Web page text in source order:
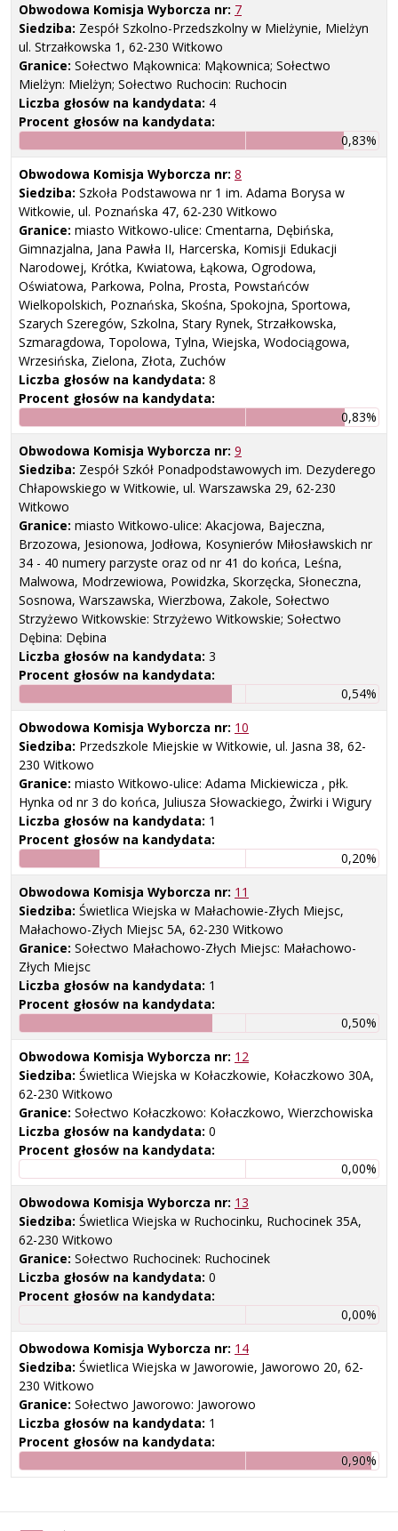
Obwodowa Komisja Wyborcza nr: 7
Siedziba: Zespół Szkolno-Przedszkolny w Mielżynie, Mielżyn
ul. Strzałkowska 1, 62-230 Witkowo
Granice: Sołectwo Mąkownica: Mąkownica; Sołectwo
Mielżyn: Mielżyn; Sołectwo Ruchocin: Ruchocin
Liczba głosów na kandydata: 4
Procent głosów na kandydata:
0,83%
Obwodowa Komisja Wyborcza nr: 8
Siedziba: Szkoła Podstawowa nr 1 im. Adama Borysa w
Witkowie, ul. Poznańska 47, 62-230 Witkowo
Granice: miasto Witkowo-ulice: Cmentarna, Dębińska,
Gimnazjalna, Jana Pawła II, Harcerska, Komisji Edukacji
Narodowej, Krótka, Kwiatowa, Łąkowa, Ogrodowa,
Oświatowa, Parkowa, Polna, Prosta, Powstańców
Wielkopolskich, Poznańska, Skośna, Spokojna, Sportowa,
Szarych Szeregów, Szkolna, Stary Rynek, Strzałkowska,
Szmaragdowa, Topolowa, Tylna, Wiejska, Wodociągowa,
Wrzesińska, Zielona, Złota, Zuchów
Liczba głosów na kandydata: 8
Procent głosów na kandydata:
0,83%
Obwodowa Komisja Wyborcza nr: 9
Siedziba: Zespół Szkół Ponadpodstawowych im. Dezyderego
Chłapowskiego w Witkowie, ul. Warszawska 29, 62-230
Witkowo
Granice: miasto Witkowo-ulice: Akacjowa, Bajeczna,
Brzozowa, Jesionowa, Jodłowa, Kosynierów Miłosławskich nr
34 - 40 numery parzyste oraz od nr 41 do końca, Leśna,
Malwowa, Modrzewiowa, Powidzka, Skorzęcka, Słoneczna,
Sosnowa, Warszawska, Wierzbowa, Zakole, Sołectwo
Strzyżewo Witkowskie: Strzyżewo Witkowskie; Sołectwo
Dębina: Dębina
Liczba głosów na kandydata: 3
Procent głosów na kandydata:
0,54%
Obwodowa Komisja Wyborcza nr: 10
Siedziba: Przedszkole Miejskie w Witkowie, ul. Jasna 38, 62-
230 Witkowo
Granice: miasto Witkowo-ulice: Adama Mickiewicza , płk.
Hynka od nr 3 do końca, Juliusza Słowackiego, Żwirki i Wigury
Liczba głosów na kandydata: 1
Procent głosów na kandydata:
0,20%
Obwodowa Komisja Wyborcza nr: 11
Siedziba: Świetlica Wiejska w Małachowie-Złych Miejsc,
Małachowo-Złych Miejsc 5A, 62-230 Witkowo
Granice: Sołectwo Małachowo-Złych Miejsc: Małachowo-
Złych Miejsc
Liczba głosów na kandydata: 1
Procent głosów na kandydata:
0,50%
Obwodowa Komisja Wyborcza nr: 12
Siedziba: Świetlica Wiejska w Kołaczkowie, Kołaczkowo 30A,
62-230 Witkowo
Granice: Sołectwo Kołaczkowo: Kołaczkowo, Wierzchowiska
Liczba głosów na kandydata: 0
Procent głosów na kandydata:
0,00%
Obwodowa Komisja Wyborcza nr: 13
Siedziba: Świetlica Wiejska w Ruchocinku, Ruchocinek 35A,
62-230 Witkowo
Granice: Sołectwo Ruchocinek: Ruchocinek
Liczba głosów na kandydata: 0
Procent głosów na kandydata:
0,00%
Obwodowa Komisja Wyborcza nr: 14
Siedziba: Świetlica Wiejska w Jaworowie, Jaworowo 20, 62-
230 Witkowo
Granice: Sołectwo Jaworowo: Jaworowo
Liczba głosów na kandydata: 1
Procent głosów na kandydata:
0,90%